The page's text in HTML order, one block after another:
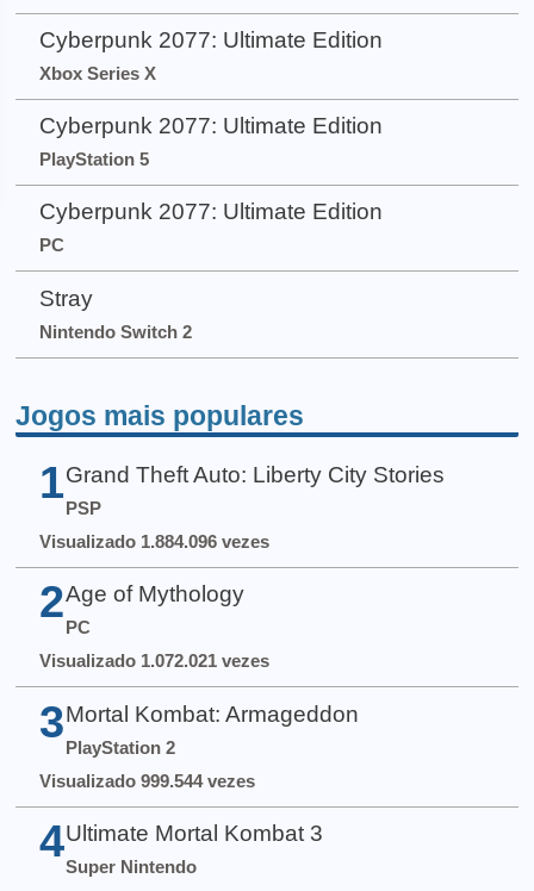
Cyberpunk 2077: Ultimate Edition
Xbox Series X
Cyberpunk 2077: Ultimate Edition
PlayStation 5
Cyberpunk 2077: Ultimate Edition
PC
Stray
Nintendo Switch 2
Jogos mais populares
1 Grand Theft Auto: Liberty City Stories
PSP
Visualizado 1.884.096 vezes
2 Age of Mythology
PC
Visualizado 1.072.021 vezes
3 Mortal Kombat: Armageddon
PlayStation 2
Visualizado 999.544 vezes
4 Ultimate Mortal Kombat 3
Super Nintendo